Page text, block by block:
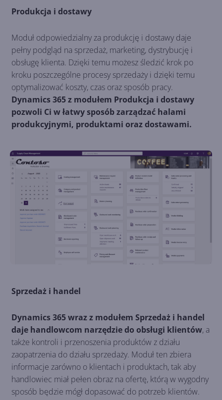
Produkcja i dostawy
Moduł odpowiedzialny za produkcję i dostawy daje
pełny podgląd na sprzedaż, marketing, dystrybucję i
obsługę klienta. Dzięki temu możesz śledzić krok po
kroku poszczególne procesy sprzedaży i dzięki temu
optymalizować koszty, czas oraz sposób pracy.
Dynamics 365 z modułem Produkcja i dostawy
pozwoli Ci w łatwy sposób zarządzać halami
produkcyjnymi, produktami oraz dostawami.
Sprzedaż i handel
Dynamics 365 wraz z modułem Sprzedaż i handel
daje handlowcom narzędzie do obsługi klientów, a
także kontroli i przenoszenia produktów z działu
zaopatrzenia do działu sprzedaży. Moduł ten zbiera
informacje zarówno o klientach i produktach, tak aby
handlowiec miał pełen obraz na ofertę, którą w wygodny
sposób będzie mógł dopasować do potrzeb klientów.